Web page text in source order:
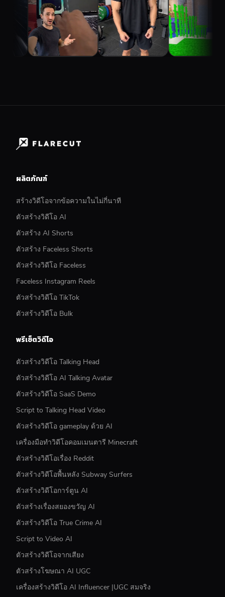
ผลิตภัณฑ์
สร้างวิดีโอจากข้อความในไม่กี่นาที
ตัวสร้างวิดีโอ AI
ตัวสร้าง AI Shorts
ตัวสร้าง Faceless Shorts
ตัวสร้างวิดีโอ Faceless
Faceless Instagram Reels
ตัวสร้างวิดีโอ TikTok
ตัวสร้างวิดีโอ Bulk
พรีเซ็ตวิดีโอ
ตัวสร้างวิดีโอ Talking Head
ตัวสร้างวิดีโอ AI Talking Avatar
ตัวสร้างวิดีโอ SaaS Demo
Script to Talking Head Video
ตัวสร้างวิดีโอ gameplay ด้วย AI
เครื่องมือทำวิดีโอคอมเมนตารี Minecraft
ตัวสร้างวิดีโอเรื่อง Reddit
ตัวสร้างวิดีโอพื้นหลัง Subway Surfers
ตัวสร้างวิดีโอการ์ตูน AI
ตัวสร้างเรื่องสยองขวัญ AI
ตัวสร้างวิดีโอ True Crime AI
Script to Video AI
ตัวสร้างวิดีโอจากเสียง
ตัวสร้างโฆษณา AI UGC
เครื่องสร้างวิดีโอ AI Influencer |UGC สมจริง